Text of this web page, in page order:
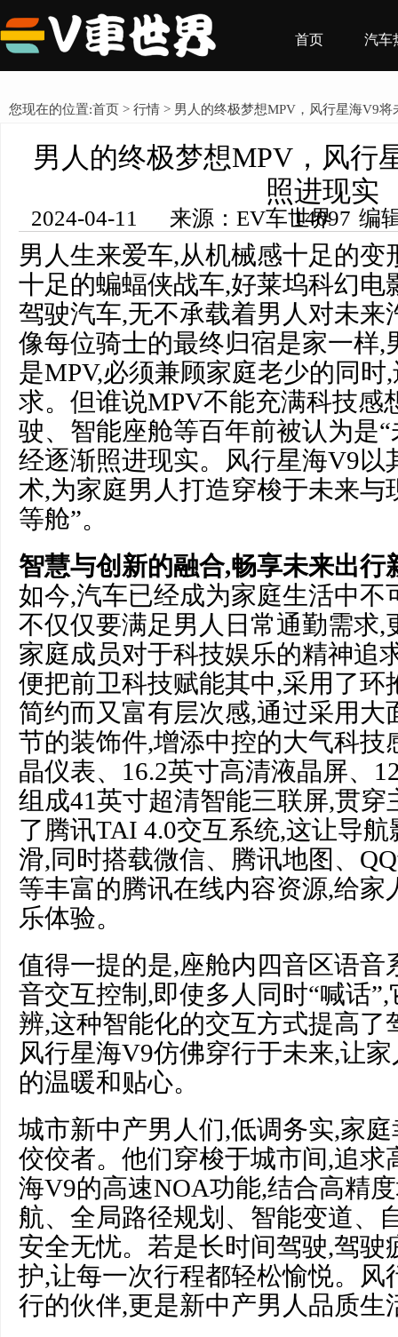
首页 汽车
您现在的位置:首页 > 行情 > 男人的终极梦想MPV，风行星海V9将
男人的终极梦想MPV，风行
照进现实
2024-04-11 来源：EV车世界 编辑：王希然 浏览量： 14097
男人生来爱车,从机械感十足的变
十足的蝙蝠侠战车,好莱坞科幻电
驾驶汽车,无不承载着男人对未来
像每位骑士的最终归宿是家一样,
是MPV,必须兼顾家庭老少的同
求。但谁说MPV不能充满科技感
驶、智能座舱等百年前被认为是
经逐渐照进现实。风行星海V9以
术,为家庭男人打造穿梭于未来与
等舱”。
智慧与创新的融合,畅享未来出行
如今,汽车已经成为家庭生活中不
不仅仅要满足男人日常通勤需求,
家庭成员对于科技娱乐的精神追
便把前卫科技赋能其中,采用了环
简约而又富有层次感,通过采用大
节的装饰件,增添中控的大气科技
晶仪表、16.2英寸高清液晶屏、
组成41英寸超清智能三联屏,贯
了腾讯TAI 4.0交互系统,这让导
滑,同时搭载微信、腾讯地图、
等丰富的腾讯在线内容资源,给家
乐体验。
值得一提的是,座舱内四音区语音
音交互控制,即使多人同时“喊话
辨,这种智能化的交互方式提高了
风行星海V9仿佛穿行于未来,让
的温暖和贴心。
城市新中产男人们,低调务实,家
佼佼者。他们穿梭于城市间,追求
海V9的高速NOA功能,结合高精
航、全局路径规划、智能变道、
安全无忧。若是长时间驾驶,驾驶
护,让每一次行程都轻松愉悦。风
行的伙伴,更是新中产男人品质生